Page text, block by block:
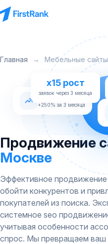
Главная → Мебельные сайты
Продвижение
Москве
Эффективное
обойти конкурентов и
покупателей из поиска.
системное seo
учитывая особенности
спрос. Мы превращаем ваш
Рост трафика
+250% за 3 месяца
x15 рост
заявок через 3 месяца